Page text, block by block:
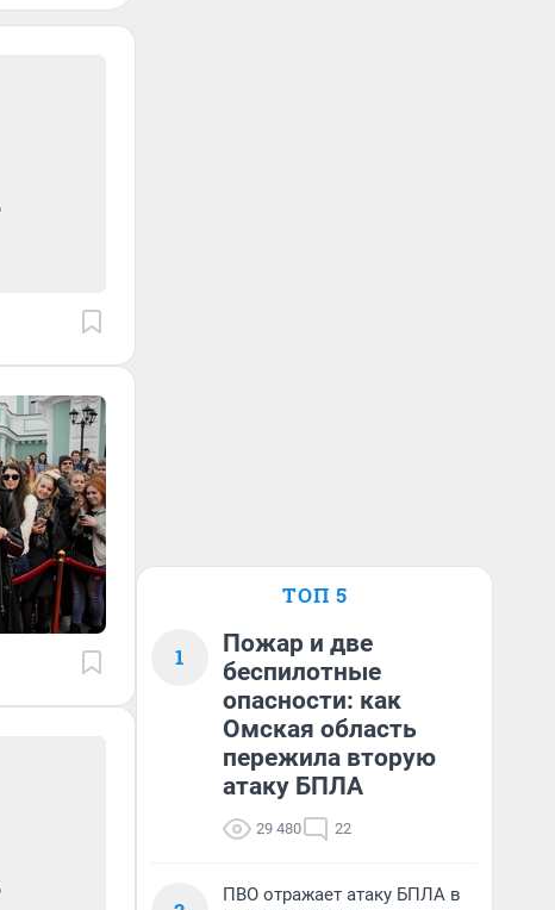
ТОП 5
1
Пожар и две
беспилотные
опасности: как
Омская область
пережила вторую
атаку БПЛА
29 480 22
ПВО отражает атаку БПЛА в